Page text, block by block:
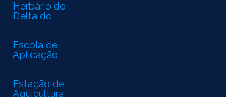
Herbário do
Delta do
Escola de
Aplicação
Estação de
Aquicultura